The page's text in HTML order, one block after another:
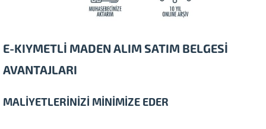
E-KIYMETLİ MADEN ALIM SATIM BELGESİ
AVANTAJLARI
MALİYETLERİNİZİ MİNİMİZE EDER